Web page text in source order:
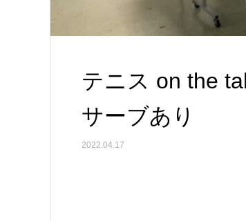
テニス on the
サーブあり
2022.04.17